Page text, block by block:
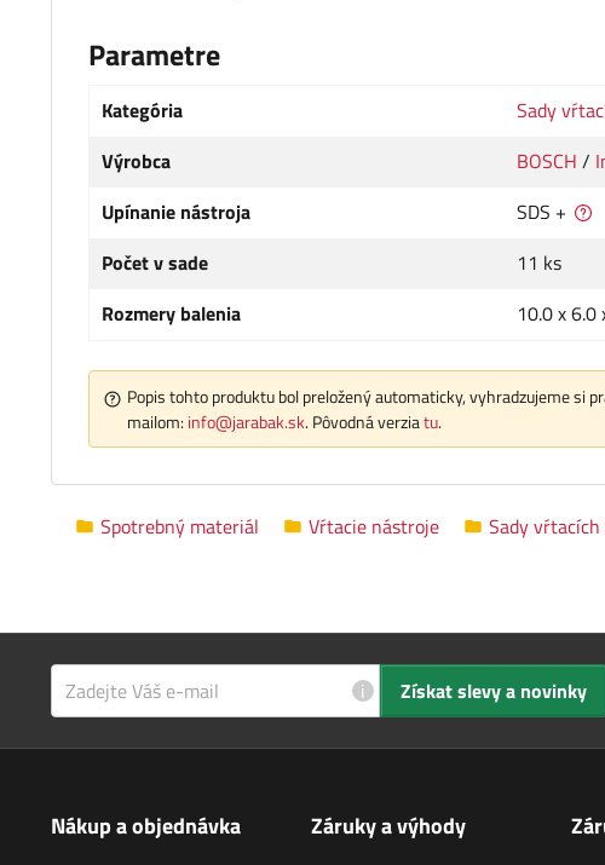
Parametre
Kategória
Sady
Výrobca
BOSCH /
Upínanie nástroja
SDS +
Počet v sade
11 ks
Rozmery balenia
10.0 x 6.0
Popis tohto produktu bol preložený automaticky, vyhradzujeme si
mailom: info@jarabak.sk. Pôvodná verziatu.
Spotrebný materiál Vŕtacie nástroje Sady
i Získat slevy a novinky
Nákup a objednávka Záruky a výhody